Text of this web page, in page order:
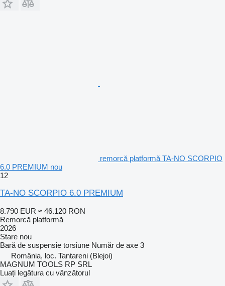
remorcă platformă TA-NO SCORPIO
6.0 PREMIUM nou
12
TA-NO SCORPIO 6.0 PREMIUM
8.790 EUR ≈ 46.120 RON
Remorcă platformă
2026
Stare nou
Bară de suspensie torsiune Număr de axe 3
România, loc. Tantareni (Blejoi)
MAGNUM TOOLS RP SRL
Luați legătura cu vânzătorul